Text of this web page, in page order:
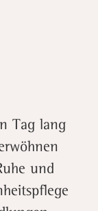
Tag lang
und